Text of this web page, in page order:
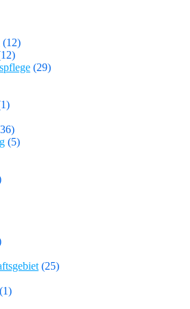
(12)
(29)
(5)
(25)